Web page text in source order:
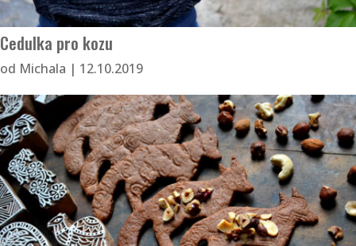
Cedulka pro kozu
od Michala | 12.10.2019